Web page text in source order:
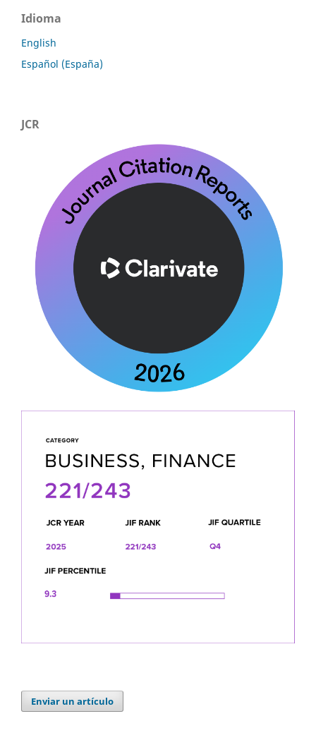
Idioma
English
Español (España)
JCR
Enviar un artículo